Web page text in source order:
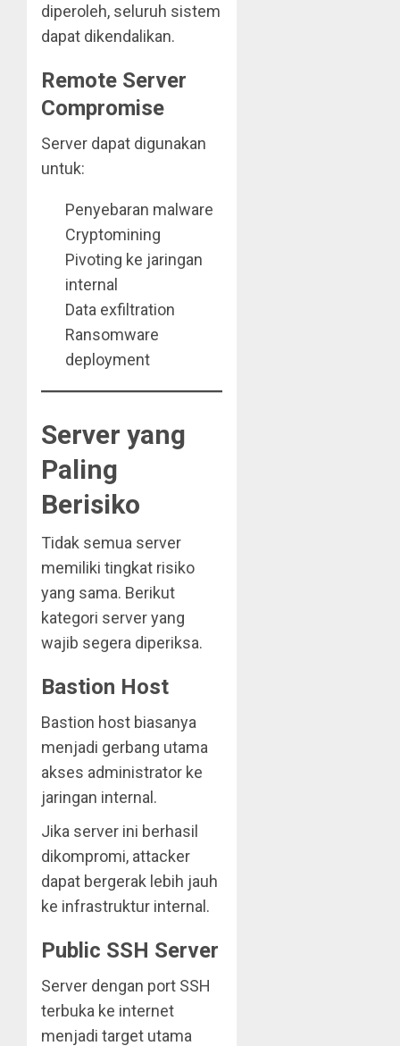
diperoleh, seluruh sistem
dapat dikendalikan.
Remote Server
Compromise
Server dapat digunakan
untuk:
Penyebaran malware
Cryptomining
Pivoting ke jaringan
internal
Data exfiltration
Ransomware
deployment
Server yang
Paling
Berisiko
Tidak semua server
memiliki tingkat risiko
yang sama. Berikut
kategori server yang
wajib segera diperiksa.
Bastion Host
Bastion host biasanya
menjadi gerbang utama
akses administrator ke
jaringan internal.
Jika server ini berhasil
dikompromi, attacker
dapat bergerak lebih jauh
ke infrastruktur internal.
Public SSH Server
Server dengan port SSH
terbuka ke internet
menjadi target utama